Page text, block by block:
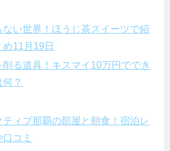
ない世界！ほうじ茶スイーツで紹
11月19日
削る道具！キスマイ10万円ででき
？
ティブ那覇の部屋と朝食！宿泊レ
コミ